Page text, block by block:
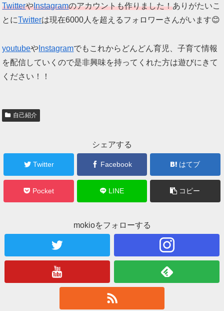
TwitterやInstagramのアカウントも作りました！ありがたいこ
とにTwitterは現在6000人を超えるフォロワーさんがいます😊
youtubeや Instagramでもこれからどんどん育児、子育て情報
を配信していくので是非興味を持ってくれた方は遊びにきて
ください！！
自己紹介
シェアする
Twitter Facebook はてブ
Pocket LINE コピー
mokioをフォローする